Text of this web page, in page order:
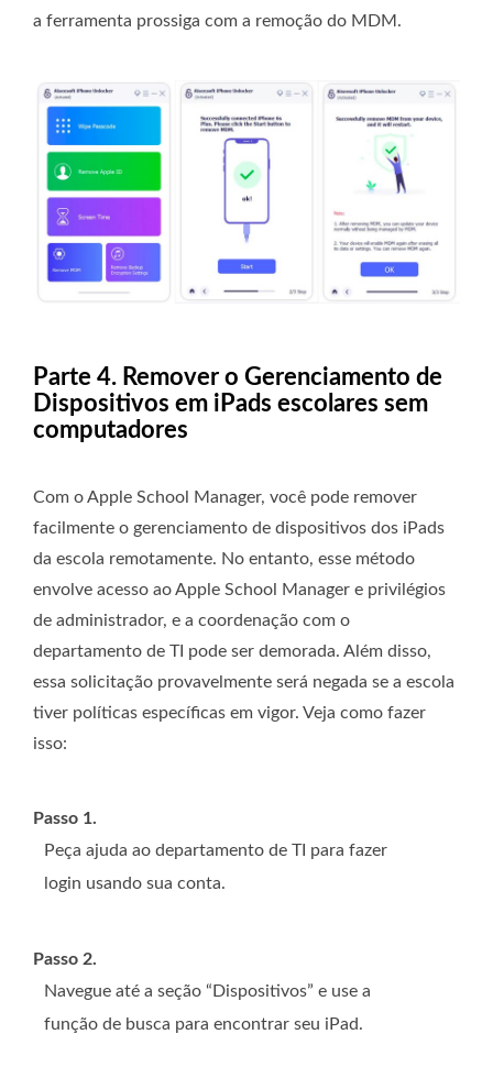
a ferramenta prossiga com a remoção do MDM.
Parte 4. Remover o Gerenciamento de
Dispositivos em iPads escolares sem
computadores
Com o Apple School Manager, você pode remover
facilmente o gerenciamento de dispositivos dos iPads
da escola remotamente. No entanto, esse método
envolve acesso ao Apple School Manager e privilégios
de administrador, e a coordenação com o
departamento de TI pode ser demorada. Além disso,
essa solicitação provavelmente será negada se a escola
tiver políticas específicas em vigor. Veja como fazer
isso:
Passo 1.
Peça ajuda ao departamento de TI para fazer
login usando sua conta.
Passo 2.
Navegue até a seção “Dispositivos” e use a
função de busca para encontrar seu iPad.